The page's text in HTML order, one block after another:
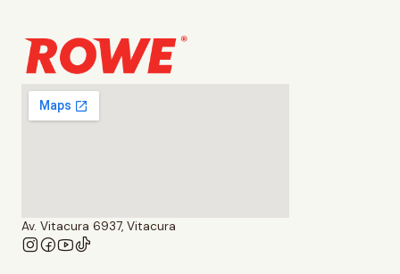
Av. Vitacura 6937, Vitacura